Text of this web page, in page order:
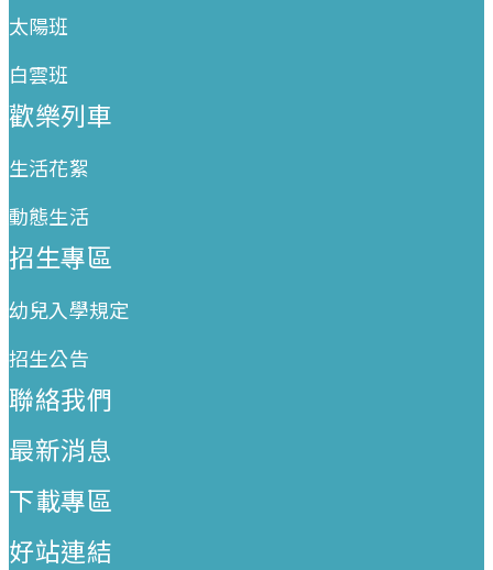
太陽班
白雲班
歡樂列車
生活花絮
動態生活
招生專區
幼兒入學規定
招生公告
聯絡我們
最新消息
下載專區
好站連結